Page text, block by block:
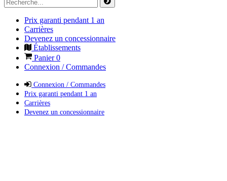
Prix garanti pendant 1 an
Carrières
Devenez un concessionnaire
Établissements
Panier0
Connexion / Commandes
Connexion / Commandes
Prix garanti pendant 1 an
Carrières
Devenez un concessionnaire